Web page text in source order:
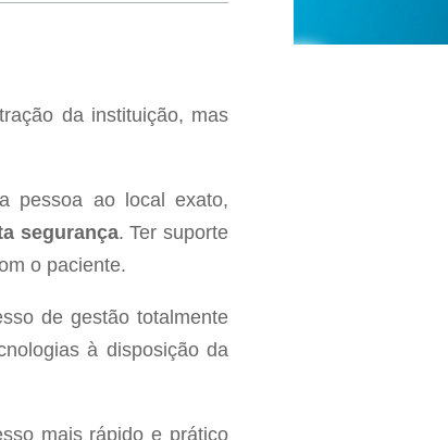
da instituição, mas
pessoa ao local exato,
segurança. Ter suporte
o paciente.
de gestão totalmente
à disposição da
mais rápido e prático